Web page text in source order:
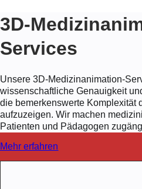
3D-
Services
Unsere 3D-Medizinanimation-
wissenschaftliche Genauigkeit
die bemerkenswerte Komplexität
aufzuzeigen. Wir machen
Patienten und Pädagogen
Mehr erfahren